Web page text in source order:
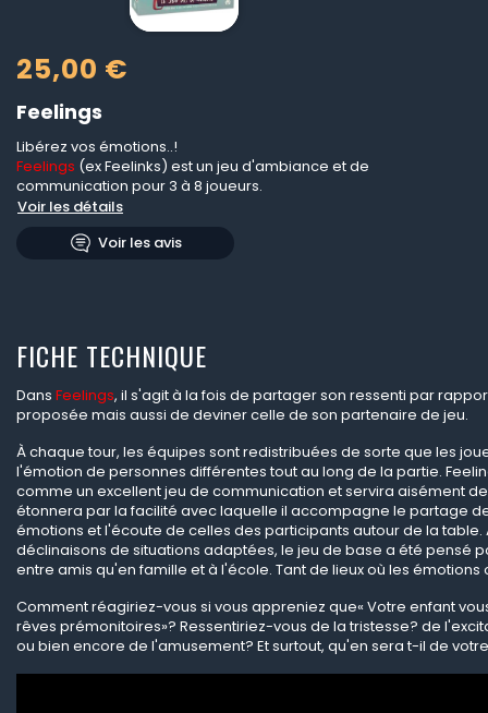
25,00 €
Feelings
Libérez vos émotions..!
Feelings (ex Feelinks) est un jeu d'ambiance et de
communication pour 3 à 8 joueurs.
Voir les détails
Voir les avis
FICHE TECHNIQUE
Dans Feelings, il s'agit à la fois de partager son ressenti par
proposée mais aussi de deviner celle de son partenaire de jeu.
À chaque tour, les équipes sont redistribuées de sorte que les
l'émotion de per­sonnes différentes tout au long de la partie.
comme un excellent jeu de communication et servira aisément
étonnera par la facilité avec laquelle il accompagne le partage
émotions et l'écoute de celles des participants autour de la table.
déclinaisons de situations adaptées, le jeu de base a été pensé
entre amis qu'en famille et à l'école. Tant de lieux où les émotions
Comment réagiriez-vous si vous appreniez que« Votre enfant
rêves prémonitoires»? Res­sentiriez-vous de la tristesse? de
ou bien encore de l'amusement? Et surtout, qu'en sera t-il de